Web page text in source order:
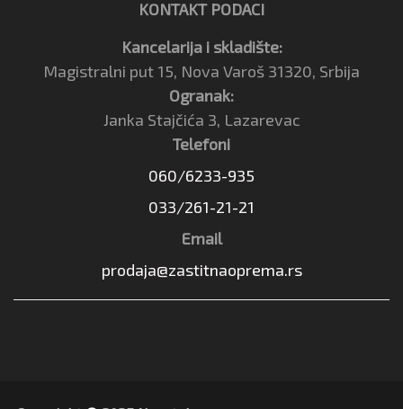
KONTAKT PODACI
Kancelarija i skladište:
Magistralni put 15, Nova Varoš 31320, Srbija
Ogranak:
Janka Stajčića 3, Lazarevac
Telefoni
060/6233-935
033/261-21-21
Email
prodaja@zastitnaoprema.rs